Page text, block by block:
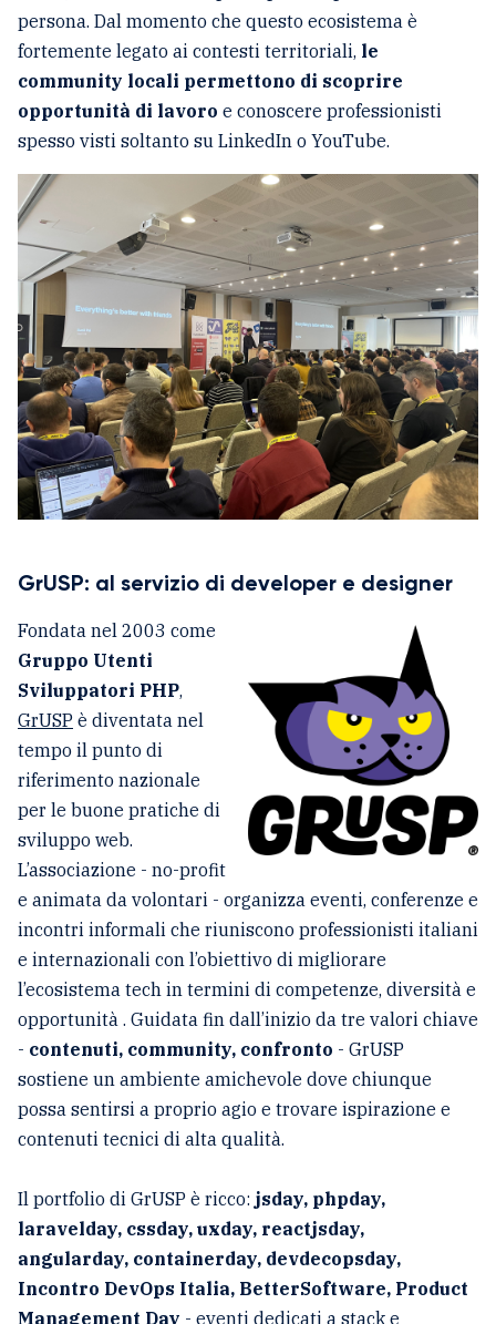
persona. Dal momento che questo ecosistema è
fortemente legato ai contesti territoriali, le
community locali permettono di scoprire
opportunità di lavoro e conoscere professionisti
spesso visti soltanto su LinkedIn o YouTube.
GrUSP: al servizio di developer e designer
Fondata nel 2003 come
Gruppo Utenti
Sviluppatori PHP,
GrUSP è diventata nel
tempo il punto di
riferimento nazionale
per le buone pratiche di
sviluppo web.
L’associazione - no-profit
e animata da volontari - organizza eventi, conferenze e
incontri informali che riuniscono professionisti italiani
e internazionali con l’obiettivo di migliorare
l’ecosistema tech in termini di competenze, diversità e
opportunità . Guidata fin dall’inizio da tre valori chiave
- contenuti, community, confronto - GrUSP
sostiene un ambiente amichevole dove chiunque
possa sentirsi a proprio agio e trovare ispirazione e
contenuti tecnici di alta qualità.
Il portfolio di GrUSP è ricco: jsday, phpday,
laravelday, cssday, uxday, reactjsday,
angularday, containerday, devdecopsday,
Incontro DevOps Italia, BetterSoftware, Product
Management Day - eventi dedicati a stack e